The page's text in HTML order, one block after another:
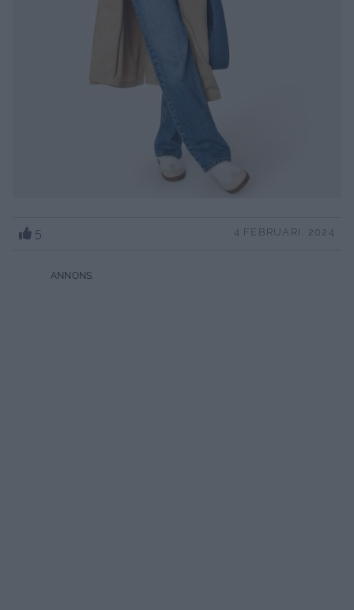
5 4 FEBRUARI, 2024